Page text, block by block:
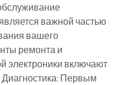
важной частью
вашего
ремонта и
электроники включают
Первым